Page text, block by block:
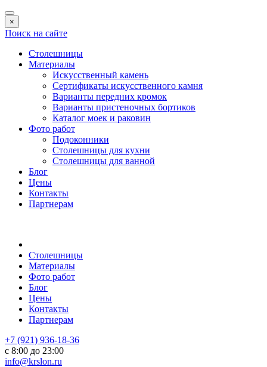
×
Поиск на сайте
Столешницы
Материалы
Искусственный камень
Сертификаты искусственного камня
Варианты передних кромок
Варианты пристеночных бортиков
Каталог моек и раковин
Фото работ
Подоконники
Столешницы для кухни
Столешницы для ванной
Блог
Цены
Контакты
Партнерам
Столешницы
Материалы
Фото работ
Блог
Цены
Контакты
Партнерам
+7 (921) 936-18-36
с 8:00 до 23:00
info@krslon.ru